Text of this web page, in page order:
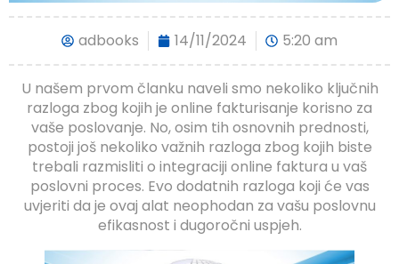
adbooks 14/11/2024 5:20 am
U našem prvom članku naveli smo nekoliko ključnih
razloga zbog kojih je online fakturisanje korisno za
vaše poslovanje. No, osim tih osnovnih prednosti,
postoji još nekoliko važnih razloga zbog kojih biste
trebali razmisliti o integraciji online faktura u vaš
poslovni proces. Evo dodatnih razloga koji će vas
uvjeriti da je ovaj alat neophodan za vašu poslovnu
efikasnost i dugoročni uspjeh.